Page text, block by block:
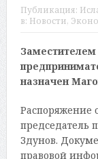
Публикация:
в: Новости,
Заместителем
назначен
Распоряжение
председатель
Здунов.
правовой